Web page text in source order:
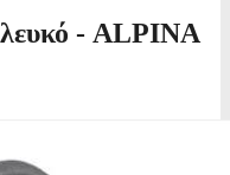
λευκό - ALPINA